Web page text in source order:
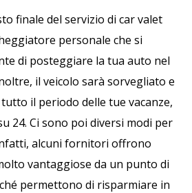
finale del servizio di car valet
personale che si
di posteggiare la tua auto nel
il veicolo sarà sorvegliato e
il periodo delle tue vacanze,
24. Ci sono poi diversi modi per
alcuni fornitori offrono
vantaggiose da un punto di
permettono di risparmiare in